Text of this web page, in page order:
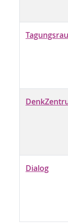
Dialog